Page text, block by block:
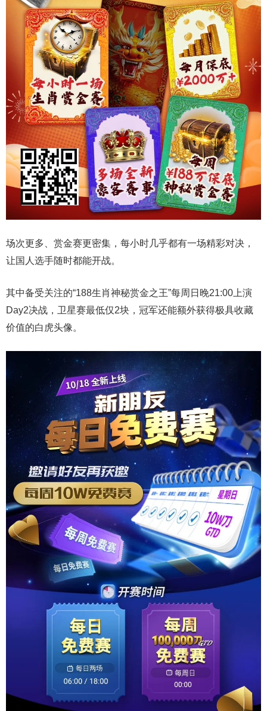
场次更多、赏金赛更密集，每小时几乎都有一场精彩对决，
让国人选手随时都能开战。
其中备受关注的“188生肖神秘赏金之王”每周日晚21:00上演
Day2决战，卫星赛最低仅2块，冠军还能额外获得极具收藏
价值的白虎头像。